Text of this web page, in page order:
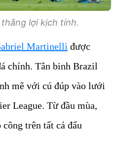
lợi kịch tính.
Martinelli được
chính. Tân binh Brazil
mẽ với cú đúp vào lưới
League. Từ đầu mùa,
trên tất cả đấu